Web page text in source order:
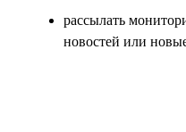
рассылать
новостей или